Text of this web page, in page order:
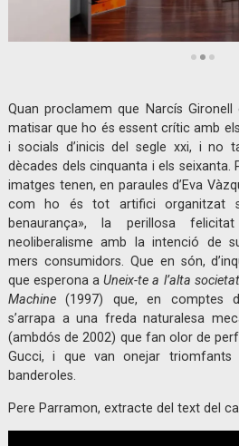
Quan proclamem que Narcís
matisar que ho és essent crític amb
i socials d’inicis del segle xxi, i no
dècades dels cinquanta i els seixanta.
imatges tenen, en paraules d’Eva
com ho és tot artifici organitzat
benaurança», la perillosa
neoliberalisme amb la intenció de
mers consumidors. Que en són,
que esperona aUneix-te a l’alta societat
Machine (1997) que, en comptes
s’arrapa a una freda naturalesa
(ambdós de 2002) que fan olor de
Gucci, i que van onejar triomfants
banderoles.
Pere Parramon, extracte del text del